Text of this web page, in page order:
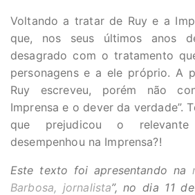
Voltando a tratar de Ruy e a
que, nos seus últimos anos
desagrado com o tratamento
personagens e a ele próprio. A
Ruy escreveu, porém não
Imprensa e o dever da verdade”.
que prejudicou o
desempenhou na Imprensa?!
Este texto foi apresentando na
Barbosa, jornalista”, no dia 11